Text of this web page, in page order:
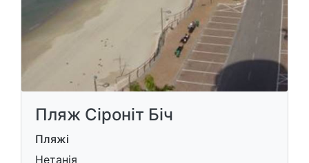
Пляж Сіроніт Біч
Пляжі
Нетанія